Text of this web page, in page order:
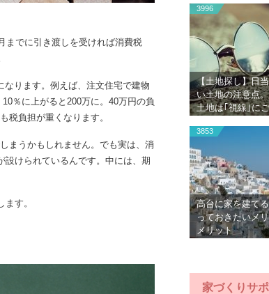
までに引き渡しを受ければ消費税
ります。例えば、注文住宅で建物
％に上がると200万に。40万円の負
税負担が重くなります。
まうかもしれません。でも実は、消
設けられているんです。中には、期
す。
3996
【土地探し】日
い土地の注意点
土地は｢視線｣に
3853
高台に家を建て
っておきたいメ
メリット
家づくりサ